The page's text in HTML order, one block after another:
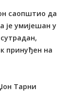
саопштио да
је умијешан у
принуђен на
Тарни